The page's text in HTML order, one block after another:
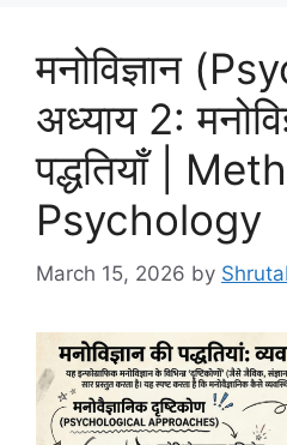
मनोविज्ञान
अध्याय 2:
पद्धतियाँ |
Psychology
March 15, 2026 by